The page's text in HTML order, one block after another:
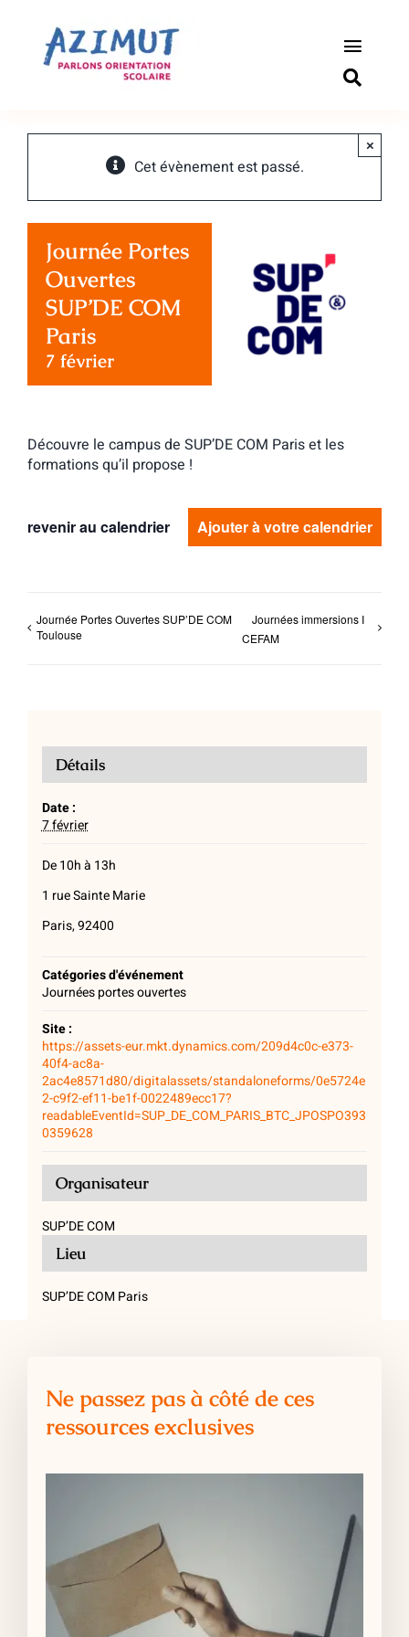
contenu
Toggle
Outils
Cet évènement est passé.
×
Journée Portes
Ouvertes
SUP’DE COM
Paris
7 février
Découvre le campus de SUP’DE COM Paris et les
formations qu’il propose !
revenir au calendrier Ajouter à votre calendrier
Journée Portes Ouvertes SUP’DE COM
Toulouse
Journées immersions I
CEFAM
Détails
Date :
7 février
De 10h à 13h
1 rue Sainte Marie
Paris, 92400
Catégories d'événement
Journées portes ouvertes
Site :
https://assets-eur.mkt.dynamics.com/209d4c0c-e373-
40f4-ac8a-
2ac4e8571d80/digitalassets/standaloneforms/0e5724e
2-c9f2-ef11-be1f-0022489ecc17?
readableEventId=SUP_DE_COM_PARIS_BTC_JPOSPO393
0359628
Lieu
SUP’DE COM Paris
Organisateur
SUP’DE COM
Ne passez pas à côté de ces
ressources exclusives